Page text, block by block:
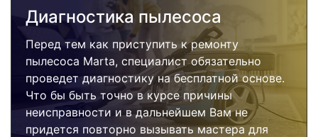
Диагностика пылесоса
Перед тем как приступить к ремонту
пылесоса Marta, специалист обязательно
проведет диагностику на бесплатной основе.
Что бы быть точно в курсе причины
неисправности и в дальнейшем Вам не
придется повторно вызывать мастера для